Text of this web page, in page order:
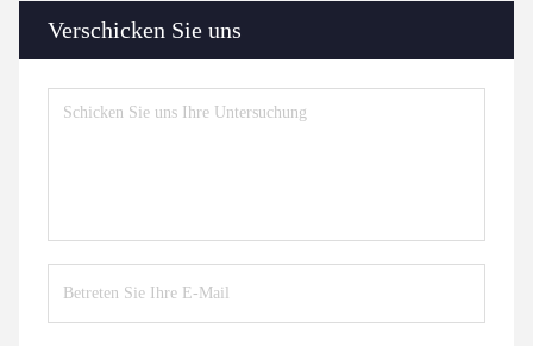
Verschicken Sie uns